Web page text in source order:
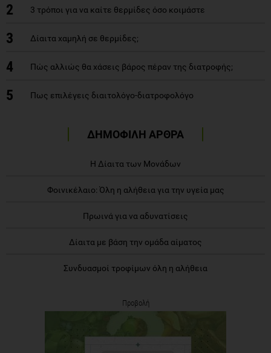
2 3 τρόποι για να καίτε θερμίδες όσο κοιμάστε
3 Δίαιτα χαμηλή σε θερμίδες;
4 Πώς αλλιώς θα χάσεις βάρος πέραν της διατροφής;
5 Πως επιλέγεις διαιτολόγο-διατροφολόγο
ΔΗΜΟΦΙΛΗ ΑΡΘΡΑ
Η Δίαιτα των Μονάδων
Φοινικέλαιο: Όλη η αλήθεια για την υγεία μας
Πρωινά για να αδυνατίσεις
Δίαιτα με βάση την ομάδα αίματος
Συνδυασμοί τροφίμων όλη η αλήθεια
Προβολή